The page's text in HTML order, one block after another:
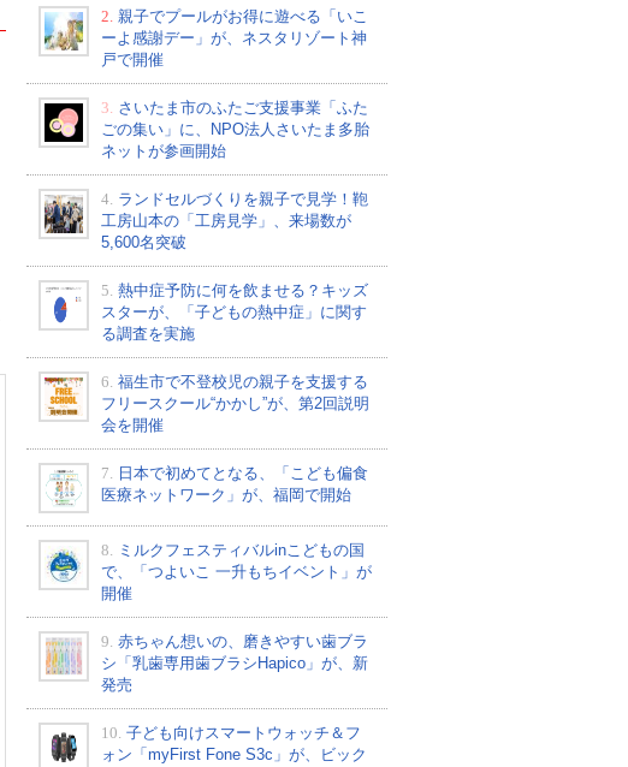
2. 親子でプールがお得に遊べる「いこ
ーよ感謝デー」が、ネスタリゾート神
戸で開催
3. さいたま市のふたご支援事業「ふた
ごの集い」に、NPO法人さいたま多胎
ネットが参画開始
4. ランドセルづくりを親子で見学！鞄
工房山本の「工房見学」、来場数が
5,600名突破
5. 熱中症予防に何を飲ませる？キッズ
スターが、「子どもの熱中症」に関す
る調査を実施
6. 福生市で不登校児の親子を支援する
フリースクール“かかし”が、第2回説明
会を開催
7.
日本で初めてとなる、「こども偏食
医療ネットワーク」が、福岡で開始
8.
ミルクフェスティバルinこどもの国
で、「つよいこ 一升もちイベント」が
開催
9. 赤ちゃん想いの、磨きやすい歯ブラ
シ「乳歯専用歯ブラシHapico」が、新
発売
10. 子ども向けスマートウォッチ＆フ
ォン「myFirst Fone S3c」が、ビック